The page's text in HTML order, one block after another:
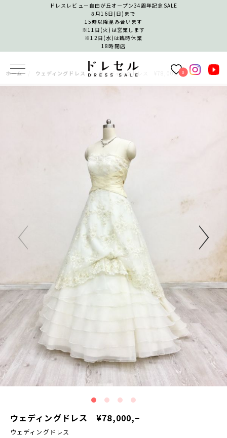
ドレスレビュー自由が丘オープン34周年記念SALE
8月16日(日)まで
15時以降混み合います
※11日(火)は営業します
※12日(水)は臨時休業
18時閉店
0
ホーム ウェディングドレス ウェディングドレス ¥78,000,−
ウェディングドレス ¥78,000,−
ウェディングドレス